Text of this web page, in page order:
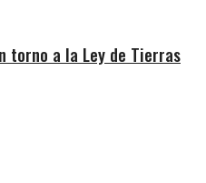
torno a la Ley de Tierras